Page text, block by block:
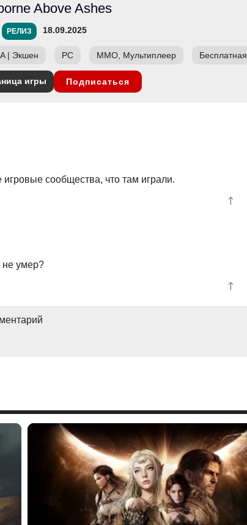
Above Ashes
РЕЛИЗ 18.09.2025
| Экшен PC ММО, Мультиплеер Бесплатная
игры Подписаться
игровые сообщества, что там играли.
не умер?